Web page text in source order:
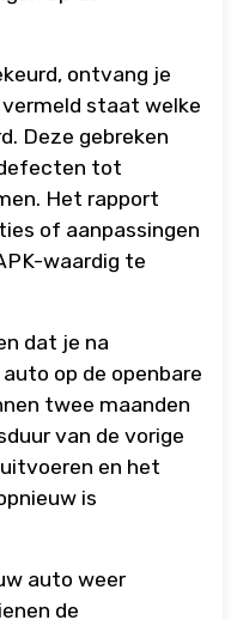
ontvang je
staat welke
Deze gebreken
tot
Het rapport
of aanpassingen
waardig te
dat je na
op de openbare
twee maanden
van de vorige
en het
is
auto weer
de